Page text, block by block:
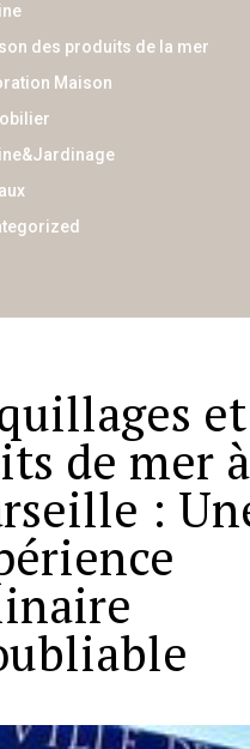
des produits de la mer
Maison
et
de mer à
: